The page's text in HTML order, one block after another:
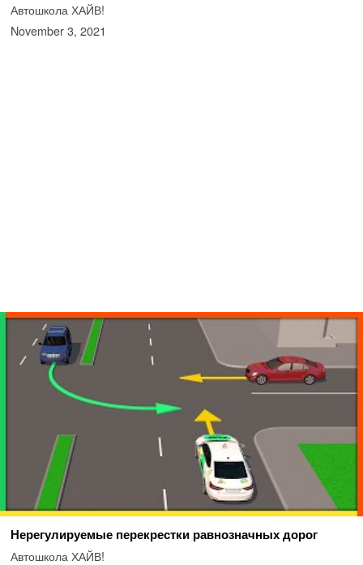
Автошкола ХАЙВ!
November 3, 2021
Нерегулируемые перекрестки равнозначных дорог
Автошкола ХАЙВ!